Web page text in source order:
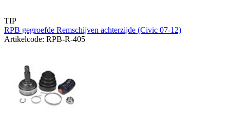
TIP
RPB gegroefde Remschijven achterzijde (Civic 07-12)
Artikelcode: RPB-R-405